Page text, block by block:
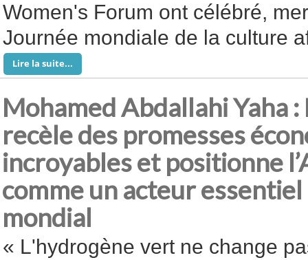
Women's Forum ont célébré,
Journée mondiale de la culture
Lire la suite...
Mohamed Abdallahi Yaha
recèle des promesses
incroyables et positionne
comme un acteur
mondial
« L'hydrogène vert ne change